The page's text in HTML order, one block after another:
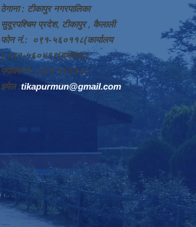
ठेगाना : टीकापुर नगरपालिका
सुदूरपश्चिम प्रदेश, टीकापुर , कैलाली
फोन नं.: ०९१-५६०११८(कार्यालय
) ०९१-५६०४९९(दमकल )
फ्याक्स नं.: ०९१-५६१३८०
इमेल :tikapurmun@gmail.com